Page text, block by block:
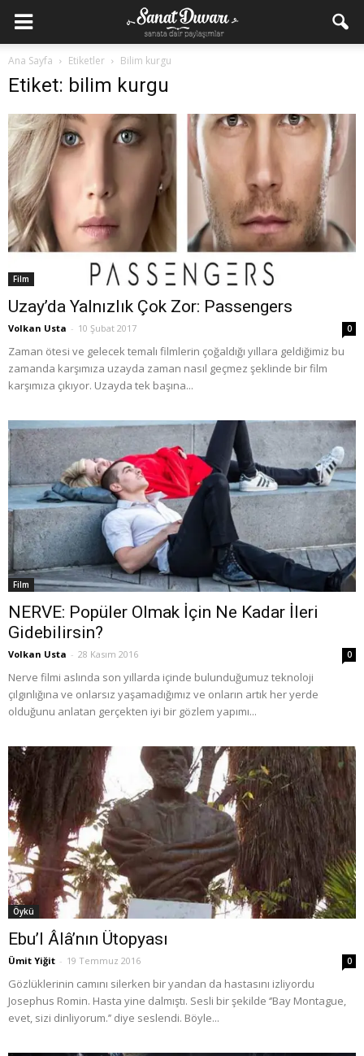
Ana Sayfa Etiketler Bilim kurgu
Etiket: bilim kurgu
Film
Uzay’da Yalnızlık Çok Zor: Passengers
Volkan Usta - 10 Şubat 2017 0
Zaman ötesi ve gelecek temalı filmlerin çoğaldığı yıllara geldiğimiz bu
zamanda karşımıza uzayda zaman nasıl geçmez şeklinde bir film
karşımıza çıkıyor. Uzayda tek başına...
Film
NERVE: Popüler Olmak İçin Ne Kadar İleri
Gidebilirsin?
Volkan Usta - 28 Kasım 2016 0
Nerve filmi aslında son yıllarda içinde bulunduğumuz teknoloji
çılgınlığına ve onlarsız yaşamadığımız ve onların artık her yerde
olduğunu anlatan gerçekten iyi bir gözlem yapımı...
Öykü
Ebu’l Âlâ’nın Ütopyası
Ümit Yiğit - 19 Temmuz 2016 0
Gözlüklerinin camını silerken bir yandan da hastasını izliyordu
Josephus Romin. Hasta yine dalmıştı. Sesli bir şekilde ‘’Bay Montague,
evet, sizi dinliyorum.’’ diye seslendi. Böyle...